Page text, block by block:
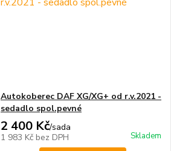
Autokoberec DAF XG/XG+ od r.v.2021 -
sedadlo spol.pevné
2 400 Kč/sada
1 983 Kč bez DPH Skladem